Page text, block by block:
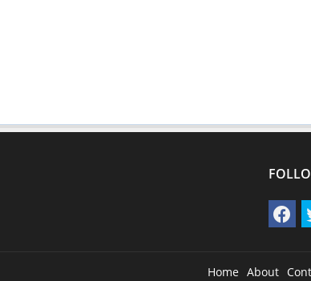
Home About